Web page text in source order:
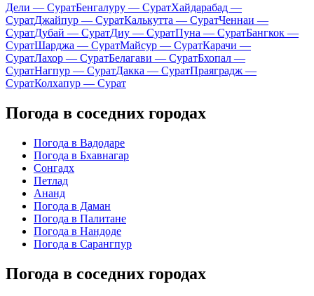
Дели — СуратБенгалуру — СуратХайдарабад —
СуратДжайпур — СуратКалькутта — СуратЧеннаи —
СуратДубай — СуратДиу — СуратПуна — СуратБангкок —
СуратШарджа — СуратМайсур — СуратКарачи —
СуратЛахор — СуратБелагави — СуратБхопал —
СуратНагпур — СуратДакка — СуратПраяградж —
СуратКолхапур — Сурат
Погода в соседних городах
Погода в Вадодаре
Погода в Бхавнагар
Сонгадх
Петлад
Ананд
Погода в Даман
Погода в Палитане
Погода в Нандоде
Погода в Сарангпур
Погода в соседних городах